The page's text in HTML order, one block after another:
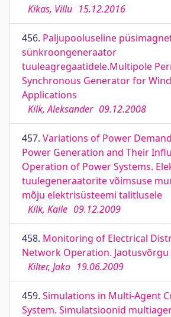
Kikas, Villu 15.12.2016
456. Paljupooluseline
sünkroongeneraator
tuuleagregaatidele.Multipole
Synchronous Generator for
Applications
Kilk, Aleksander 09.12.2008
457. Variations of Power
Power Generation and Their
Operation of Power Systems.
tuulegeneraatorite võimsuse
mõju elektrisüsteemi talitlusele
Kilk, Kalle 09.12.2009
458. Monitoring of Electrical
Network Operation.
Kilter, Jako 19.06.2009
459. Simulations in Multi-Agent
System. Simulatsioonid